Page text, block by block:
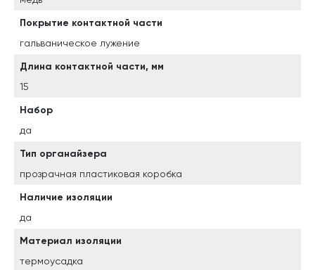
Покрытие контактной части
гальваническое лужение
Длина контактной части, мм
15
Набор
да
Тип органайзера
прозрачная пластиковая коробка
Наличие изоляции
да
Материал изоляции
термоусадка